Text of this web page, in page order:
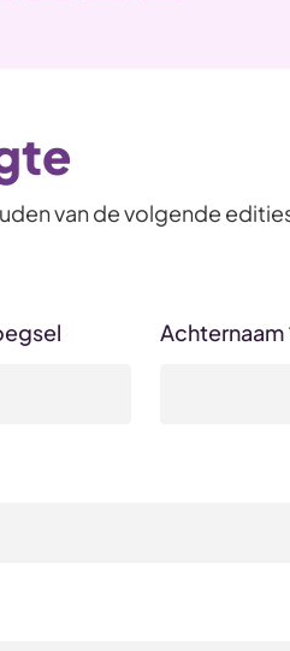
van de volgende
Achternaam